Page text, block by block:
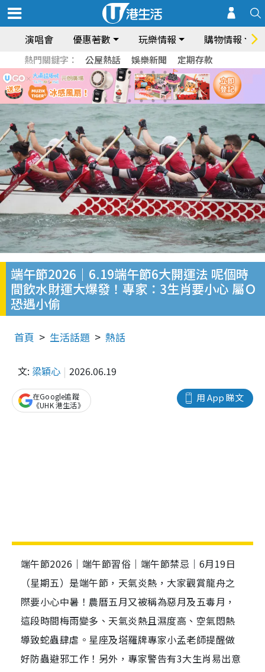
演唱會 優惠著數 玩樂情報 購物情報
熱門關鍵字： 公屋熱話 娛樂新聞 定期存款
端午節2026｜6.19端午節6大開運法 呢個時
間飲水財運大爆發！專家：3生肖要小心 屬Ｏ
恐遇小偷
首頁 生活話題 熱話
文: 梁穎心 2026.06.19
用 App 睇文
在Google追蹤
《UHK 港生活》
端午節2026｜端午節習俗｜端午節禁忌｜6月19日
（星期五）是端午節，天氣炎熱，大家觀賞龍舟之
際要小心中暑！農曆五月又被稱為惡月及五毒月，
這段時間梅雨變多、天氣炎熱且濕度高、空氣悶熱
導致蛇蟲肆虐。星座及塔羅牌專家小孟老師提醒做
好防蟲避邪工作！另外，專家警告有3大生肖易出意